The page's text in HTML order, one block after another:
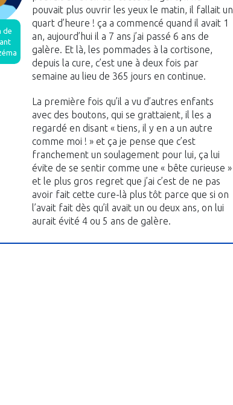
de
pouvait plus ouvrir les yeux le matin, il fallait un
quart d’heure ! ça a commencé quand il avait 1
an, aujourd’hui il a 7 ans j’ai passé 6 ans de
galère. Et là, les pommades à la cortisone,
depuis la cure, c’est une à deux fois par
semaine au lieu de 365 jours en continue.
La première fois qu’il a vu d’autres enfants
avec des boutons, qui se grattaient, il les a
regardé en disant « tiens, il y en a un autre
comme moi ! » et ça je pense que c’est
franchement un soulagement pour lui, ça lui
évite de se sentir comme une « bête curieuse »
et le plus gros regret que j’ai c’est de ne pas
avoir fait cette cure-là plus tôt parce que si on
l’avait fait dès qu’il avait un ou deux ans, on lui
aurait évité 4 ou 5 ans de galère.